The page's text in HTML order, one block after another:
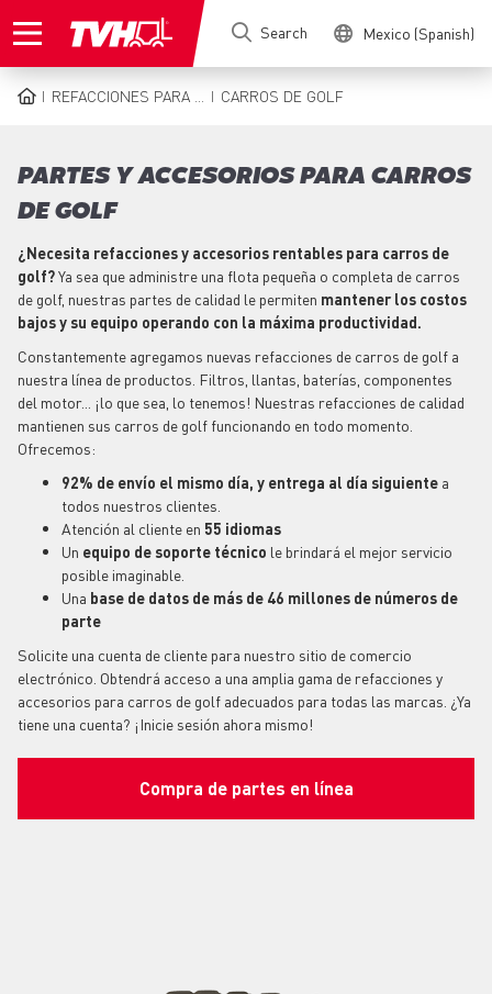
to
Search Mexico (Spanish)
REFACCIONES PARA ... CARROS DE GOLF
PARTES Y ACCESORIOS PARA CARROS
DE GOLF
¿Necesita refacciones y accesorios rentables para carros de
golf?Ya sea que administre una flota pequeña o completa de carros
de golf, nuestras partes de calidad le permiten mantener los costos
bajos y su equipo operando con la máxima productividad.
Constantemente agregamos nuevas refacciones de carros de golf a
nuestra línea de productos. Filtros, llantas, baterías, componentes
del motor... ¡lo que sea, lo tenemos! Nuestras refacciones de calidad
mantienen sus carros de golf funcionando en todo momento.
Ofrecemos:
92% de envío el mismo día, y entrega al día siguiente a
todos nuestros clientes.
Atención al cliente en 55 idiomas
Un equipo de soporte técnico le brindará el mejor servicio
posible imaginable.
Una base de datos de más de 46 millones de números de
parte
Solicite una cuenta de cliente para nuestro sitio de comercio
electrónico. Obtendrá acceso a una amplia gama de refacciones y
accesorios para carros de golf adecuados para todas las marcas. ¿Ya
tiene una cuenta? ¡Inicie sesión ahora mismo!
Compra de partes en línea